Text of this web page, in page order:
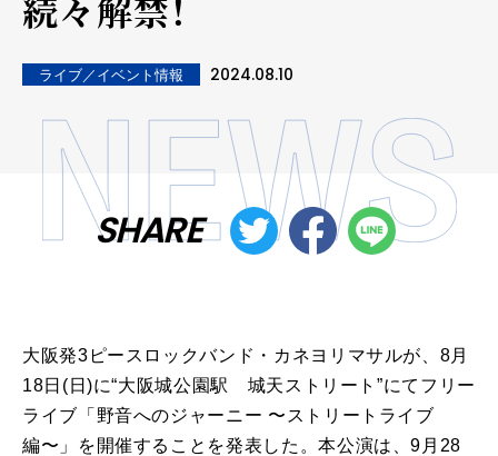
ライブ／イベント情報 2024.08.10
SHARE
大阪発3ピースロックバンド・カネヨリマサルが、8月
18日(日)に“大阪城公園駅 城天ストリート”にてフリー
ライブ「野音へのジャーニー 〜ストリートライブ
編〜」を開催することを発表した。本公演は、9月28